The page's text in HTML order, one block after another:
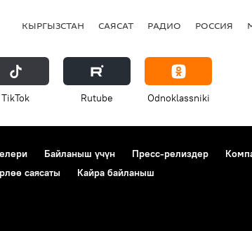
КЫРГЫЗСТАН САЯСАТ РАДИО РОССИЯ
ТikТоk Rutube Odnoklassniki
Байланыш үчүн Пресс-релиздер
саясаты
Кайра байланыш